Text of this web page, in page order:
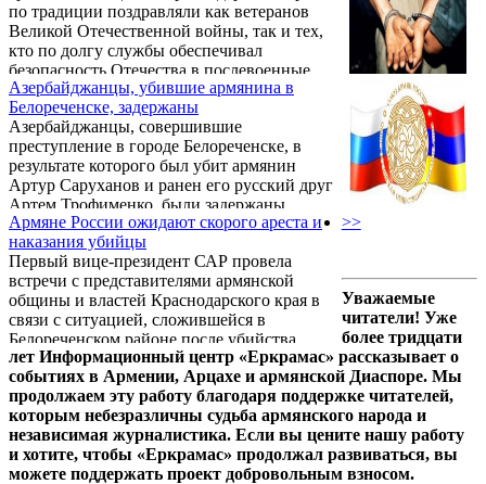
применения и переучивания летного
состава (Морской авиации ВМФ РФ) в г.
Ейске.
по традиции поздравляли как ветеранов
Великой Отечественной войны, так и тех,
кто по долгу службы обеспечивал
безопасность Отечества в послевоенные
годы. В такие дни, особенно ясно
понимаешь, какое счастье, когда рядом с
тобой живут герои, не щадившие жизни
ради свободы родной страны и народа. В
гостях именно у таких людей побывали в
Краснодаре представители Регионального
отделения Общероссийской общественной
организации «Союз ...
Азербайджанцы, убившие армянина в
Белореченске, задержаны
Азербайджанцы, совершившие
преступление в городе Белореченске, в
результате которого был убит армянин
Артур Саруханов и ранен его русский друг
Артем Трофименко, были задержаны.
Информационному Центру «Еркрамас» об
этом сообщили в Региональном отделении
Союза Армян России по Краснодарскому
краю.
Армяне России ожидают скорого ареста и
наказания убийцы
Первый вице-президент САР провела
встречи с представителями армянской
общины и властей Краснодарского края в
связи с ситуацией, сложившейся в
Белореченском районе после убийства
Артура Саруханова.
>>
Уважаемые
читатели! Уже
более тридцати
лет Информационный центр «Еркрамас» рассказывает о
событиях в Армении, Арцахе и армянской Диаспоре. Мы
продолжаем эту работу благодаря поддержке читателей,
которым небезразличны судьба армянского народа и
независимая журналистика. Если вы цените нашу работу
и хотите, чтобы «Еркрамас» продолжал развиваться, вы
можете поддержать проект добровольным взносом.